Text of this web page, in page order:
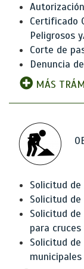
Certificado
Peligrosos
Corte de
Denuncia
MÁS
Solicitud
Solicitud de
Solicitud
para
Solicitud
municipales